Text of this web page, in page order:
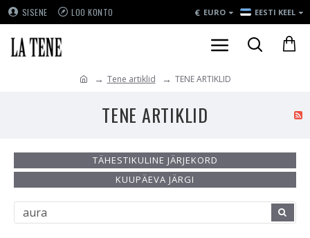
SISENE LOO KONTO € EURO EESTI KEEL
Tene artiklid TENE ARTIKLID
TENE ARTIKLID
TÄHESTIKULINE JÄRJEKORD
KUUPÄEVA JÄRGI